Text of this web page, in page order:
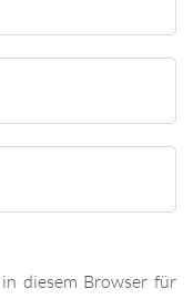
diesem Browser für